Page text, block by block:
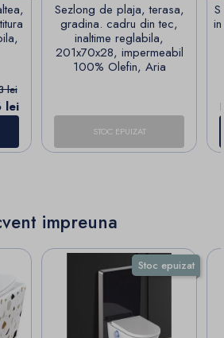
lei
lei
Sezlong de plaja, terasa,
gradina. cadru din tec,
inaltime reglabila,
201x70x28, impermeabil
100% Olefin, Aria
STOC EPUIZAT
impreuna
Stoc epuizat